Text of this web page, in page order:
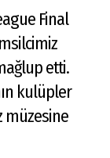
Final
etti.
kulüpler
müzesine